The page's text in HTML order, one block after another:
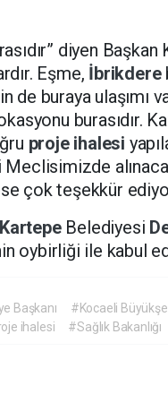
diyen
Eşme, İbrikdere
de buraya ulaşımı
burasıdır.
proje ihalesi
çok teşekkür
Kartepe Belediyesi
oybirliği ile kabul
Başkanı #Kocaeli
ihalesi #Sağlık Bakanlığı